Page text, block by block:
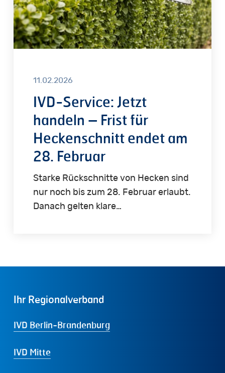
für
Heckenschnitt
endet
am
Februar11.02.2026
IVD-Service: Jetzt
handeln – Frist für
Heckenschnitt endet am
28. Februar
Starke Rückschnitte von Hecken sind
nur noch bis zum 28. Februar erlaubt.
Danach gelten klare…
Ihr Regionalverband
IVD Berlin-Brandenburg
IVD Mitte